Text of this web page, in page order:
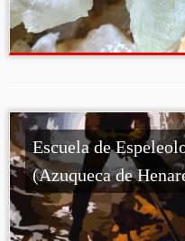
Escuela de
(Azuqueca de